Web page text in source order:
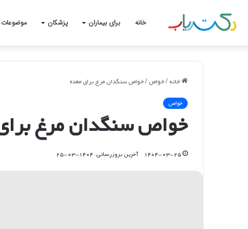
خانه برای بیماران پزشکان موضوعات
خانه /خواص/خواص سنگدان مرغ برای معده
خواص
خواص سنگدان مرغ
۱۴۰۴-۰۳-۲۵ آخرین بروزرسانی: ۱۴۰۴-۰۳-۲۵